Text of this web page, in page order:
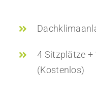
4 Sitzplätze +
(Kostenlos)